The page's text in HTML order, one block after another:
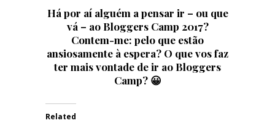
Há por aí alguém a pensar ir – ou que
vá – ao Bloggers Camp 2017?
Contem-me: pelo que estão
ansiosamente à espera? O que vos faz
ter mais vontade de ir ao Bloggers
Camp? 😀
Related